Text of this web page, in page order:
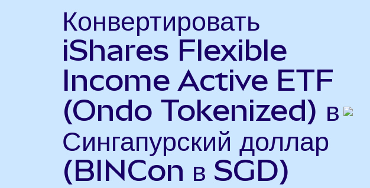
Конвертировать
iShares Flexible
Income Active ETF
(Ondo Tokenized) в
Сингапурский доллар
(BINCon в SGD)